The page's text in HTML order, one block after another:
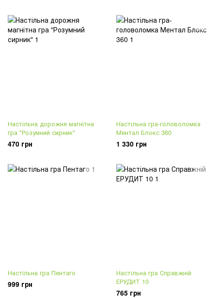
Настільна дорожня магнітна
гра "Розумний сирник"
470 грн
Настільна гра-головоломка
Ментал Блокс 360
1 330 грн
Настільна гра Пентаго
999 грн
Настільна гра Справжній
ЕРУДИТ 10
765 грн